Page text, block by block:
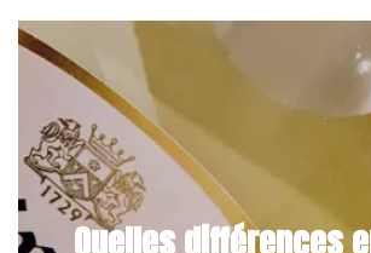
Quelles différences